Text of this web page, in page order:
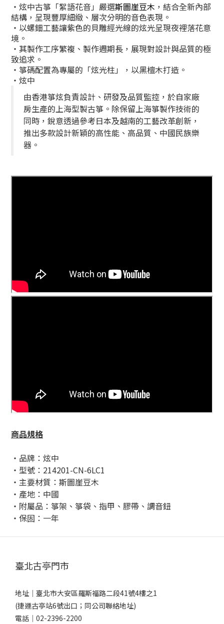
・炫中古箏「絮語花音」嚴選斯圖崖豆木 ，結合全新內部
結構，呈現豐厚細緻、層次分明的音色表現。
・以螺鈿工藝讓紫色的貝雕經光線的炫光呈現夜裡落花意
境。
・其製作工序繁複、製作週期長，展現對設計與品質的極
致追求。
・箏碼配置為專屬的「炫光柱」
，以黑檀木打造。
・炫中
由香港箏炫負責設計、研發及品質監控，於自家廠
房生產的上海型製古箏。 除保留上海箏製作技術的
同時，銳意透過參考日本及越南的工藝改革創新，
推出多款設計新穎的高性能、高品質、中國民族樂
器。
商品規格
・品牌：炫中
・型號：214201-CN-6LC1
・主要材質：斯圖崖豆木
・產地：中國
・附屬品： 箏架、箏袋、指甲、膠帶、調音鈕
・保固：一年
臺北古亭門市
地址｜ 臺北市大安區羅斯福路二段41號4樓之1
(捷運古亭站6號出口；同公司聯絡地址)
電話｜ 02-2396-2200